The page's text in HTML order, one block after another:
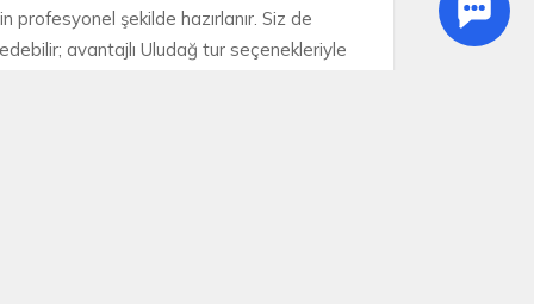
profesyonel şekilde hazırlanır. Siz de
avantajlı Uludağ tur seçenekleriyle